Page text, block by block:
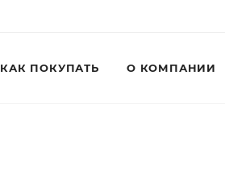
КАК ПОКУПАТЬ О КОМПАНИИ